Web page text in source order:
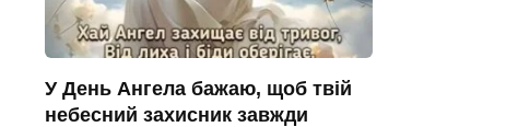
У День Ангела бажаю, щоб твій
небесний захисник завжди